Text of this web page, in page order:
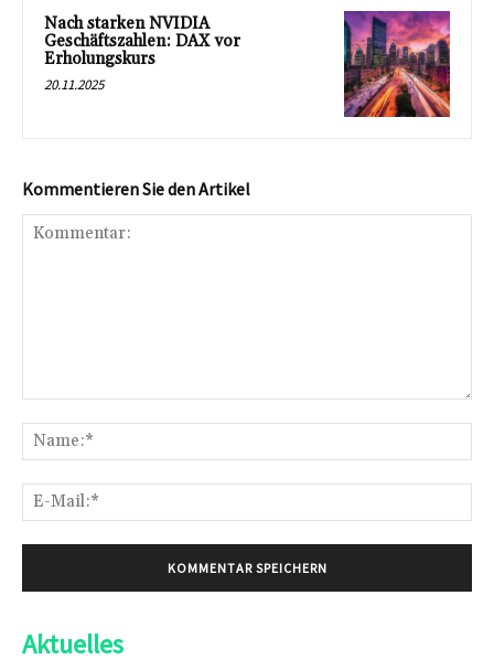
Nach starken NVIDIA
Geschäftszahlen: DAX vor
Erholungskurs
20.11.2025
Kommentieren Sie den Artikel
Aktuelles